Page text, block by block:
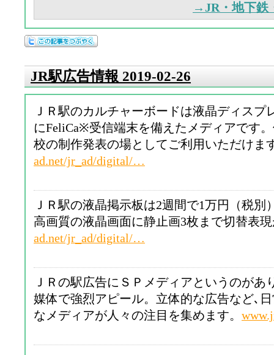
→JR・地下鉄
JR駅広告情報 2019-02-26
ＪＲ駅のカルチャーボードは液晶ディスプ
にFeliCa※受信端末を備えたメディアです
校の制作発表の場としてご利用いただけま
ad.net/jr_ad/digital/…
ＪＲ駅の液晶掲示板は2週間で1万円（税別
高画質の液晶画面に静止画3枚まで切替表
ad.net/jr_ad/digital/…
ＪＲの駅広告にＳＰメディアというのがあ
媒体で強烈アピール。立体的な広告など､
なメディアが人々の注目を集めます。